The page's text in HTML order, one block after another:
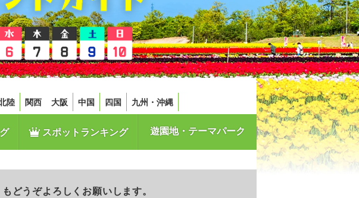
陸 関西 大阪 中国 四国 九州・沖縄
スポットランキング 遊園地・テーマパーク
どうぞよろしくお願いします。